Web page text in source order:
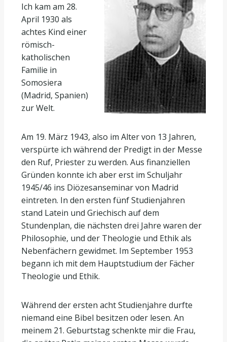
Ich kam am 28.
April 1930 als
achtes Kind einer
römisch-
katholischen
Familie in
Somosiera
(Madrid, Spanien)
zur Welt.
Am 19. März 1943, also im Alter von 13 Jahren,
verspürte ich während der Predigt in der Messe
den Ruf, Priester zu werden. Aus finanziellen
Gründen konnte ich aber erst im Schuljahr
1945/46 ins Diözesanseminar von Madrid
eintreten. In den ersten fünf Studienjahren
stand Latein und Griechisch auf dem
Stundenplan, die nächsten drei Jahre waren der
Philosophie, und der Theologie und Ethik als
Nebenfächern gewidmet. Im September 1953
begann ich mit dem Hauptstudium der Fächer
Theologie und Ethik.
Während der ersten acht Studienjahre durfte
niemand eine Bibel besitzen oder lesen. An
meinem 21. Geburtstag schenkte mir die Frau,